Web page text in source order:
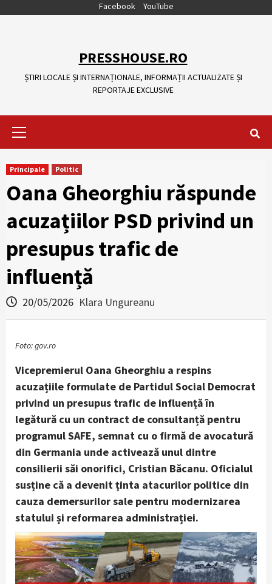
Facebook YouTube
PRESSHOUSE.RO
ȘTIRI LOCALE ȘI INTERNAȚIONALE, INFORMAȚII ACTUALIZATE ȘI
REPORTAJE EXCLUSIVE
Principale Politic
Oana Gheorghiu răspunde
acuzațiilor PSD privind un
presupus trafic de
influență
20/05/2026 Klara Ungureanu
Foto: gov.ro
Vicepremierul Oana Gheorghiu a respins
acuzațiile formulate de Partidul Social Democrat
privind un presupus trafic de influență în
legătură cu un contract de consultanță pentru
programul SAFE, semnat cu o firmă de avocatură
din Germania unde activează unul dintre
consilierii săi onorifici, Cristian Băcanu. Oficialul
susține că a devenit ținta atacurilor politice din
cauza demersurilor sale pentru modernizarea
statului și reformarea administrației.